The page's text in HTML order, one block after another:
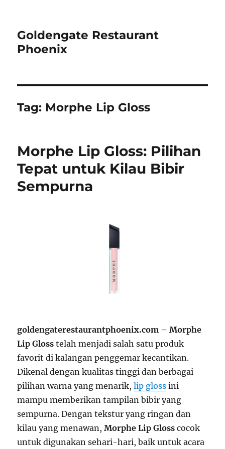
Goldengate Restaurant
Phoenix
Tag: Morphe Lip Gloss
Morphe Lip Gloss: Pilihan
Tepat untuk Kilau Bibir
Sempurna
goldengaterestaurantphoenix.com – Morphe
Lip Gloss telah menjadi salah satu produk
favorit di kalangan penggemar kecantikan.
Dikenal dengan kualitas tinggi dan berbagai
pilihan warna yang menarik,lip gloss ini
mampu memberikan tampilan bibir yang
sempurna. Dengan tekstur yang ringan dan
kilau yang menawan,Morphe Lip Gloss cocok
untuk digunakan sehari-hari, baik untuk acara